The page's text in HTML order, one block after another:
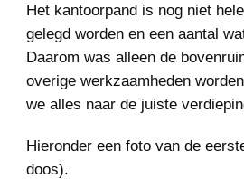
Het kantoorpand is nog niet
gelegd worden en een aantal
Daarom was alleen de
overige werkzaamheden
we alles naar de juiste
Hieronder een foto van de
doos).